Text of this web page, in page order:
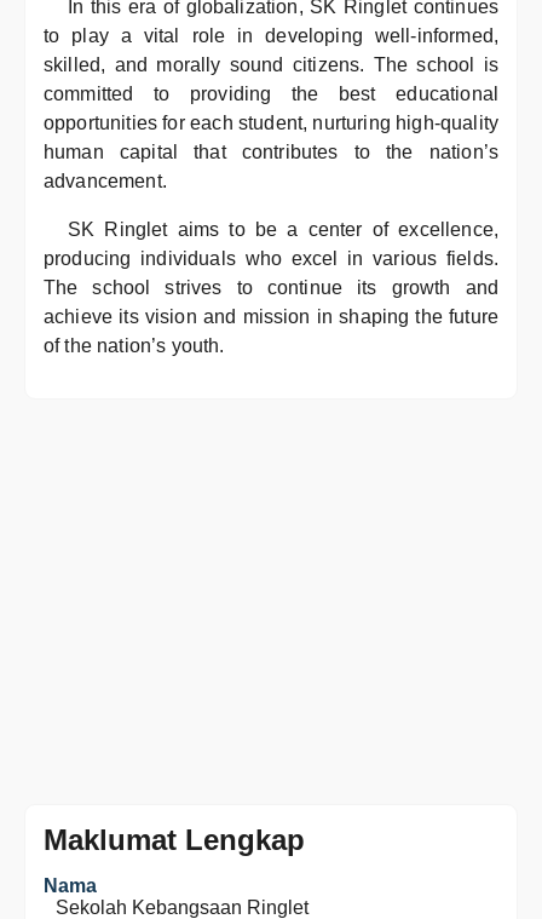
In this era of globalization, SK Ringlet continues
to play a vital role in developing well-informed,
skilled, and morally sound citizens. The school is
committed to providing the best educational
opportunities for each student, nurturing high-quality
human capital that contributes to the nation’s
advancement.
SK Ringlet aims to be a center of excellence,
producing individuals who excel in various fields.
The school strives to continue its growth and
achieve its vision and mission in shaping the future
of the nation’s youth.
Maklumat Lengkap
Nama
Sekolah Kebangsaan Ringlet